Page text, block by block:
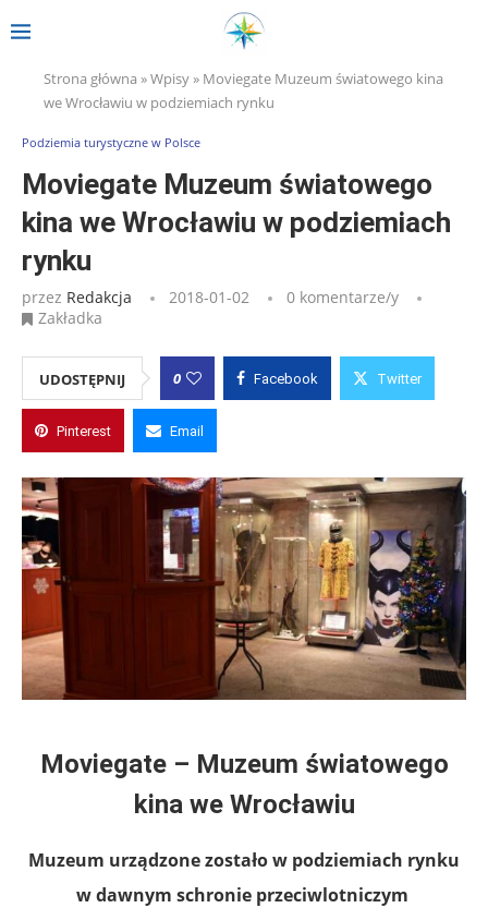
Strona główna »Wpisy» Moviegate Muzeum światowego kina
we Wrocławiu w podziemiach rynku
Podziemia turystyczne w Polsce
Moviegate Muzeum światowego
kina we Wrocławiu w podziemiach
rynku
przez Redakcja 2018-01-02
0 komentarze/y
Zakładka
UDOSTĘPNIJ 0 Facebook Twitter
Pinterest Email
Moviegate – Muzeum światowego
kina we Wrocławiu
Muzeum urządzone zostało w podziemiach rynku
w dawnym schronie przeciwlotniczym